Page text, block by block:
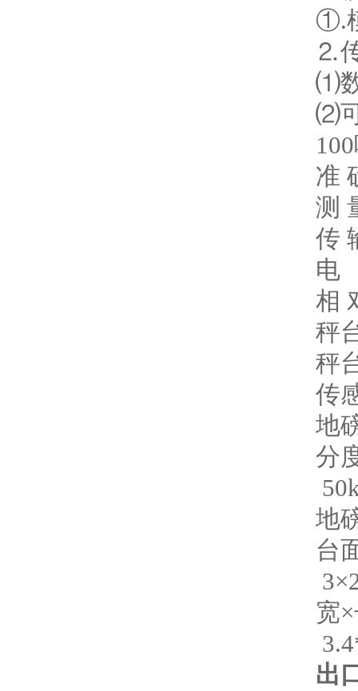
①.
⒉
⑴
⑵
准
测
传
电
相
秤
秤
传
地
分
地
台
宽
出